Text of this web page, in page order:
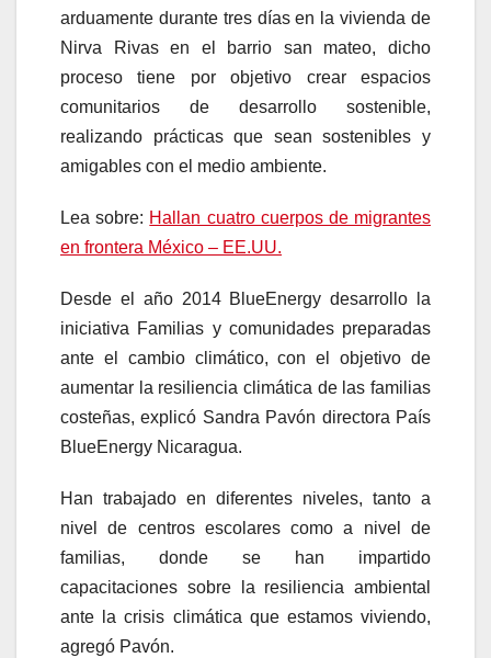
arduamente durante tres días en la vivienda de
Nirva Rivas en el barrio san mateo, dicho
proceso tiene por objetivo crear espacios
comunitarios de desarrollo sostenible,
realizando prácticas que sean sostenibles y
amigables con el medio ambiente.
Lea sobre: Hallan cuatro cuerpos de migrantes
en frontera México – EE.UU.
Desde el año 2014 BlueEnergy desarrollo la
iniciativa Familias y comunidades preparadas
ante el cambio climático, con el objetivo de
aumentar la resiliencia climática de las familias
costeñas, explicó Sandra Pavón directora País
BlueEnergy Nicaragua.
Han trabajado en diferentes niveles, tanto a
nivel de centros escolares como a nivel de
familias, donde se han impartido
capacitaciones sobre la resiliencia ambiental
ante la crisis climática que estamos viviendo,
agregó Pavón.